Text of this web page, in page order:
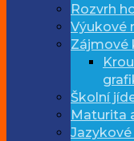
Rozvrh
Výukové
Zájmové
Školní
Maturita